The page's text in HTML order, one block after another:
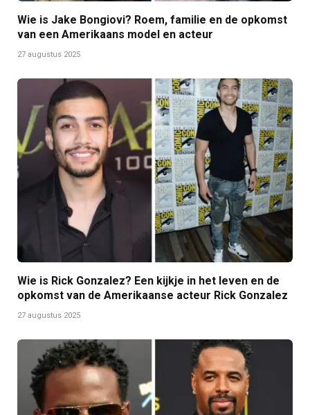
Wie is Jake Bongiovi? Roem, familie en de opkomst
van een Amerikaans model en acteur
27 augustus 2025
Wie is Rick Gonzalez? Een kijkje in het leven en de
opkomst van de Amerikaanse acteur Rick Gonzalez
27 augustus 2025